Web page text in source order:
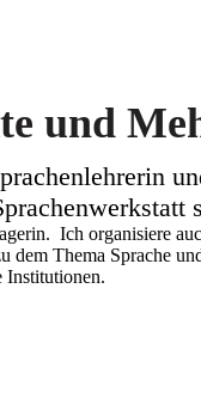
und
Ich organisiere
dem Thema Sprache
Institutionen.